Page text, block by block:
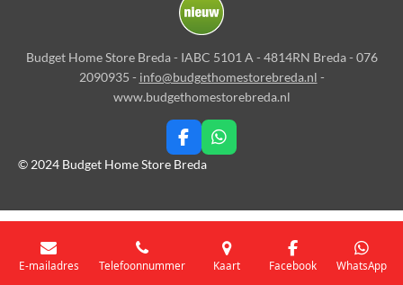
Budget Home Store Breda - IABC 5101 A - 4814RN Breda - 076
2090935 - info@budgethomestorebreda.nl -
www.budgethomestorebreda.nl
F
a
b
o
W
h
s
A
p
p
© 2024 Budget Home Store Breda
E-mailadres Telefoonnummer Kaart Facebook WhatsApp